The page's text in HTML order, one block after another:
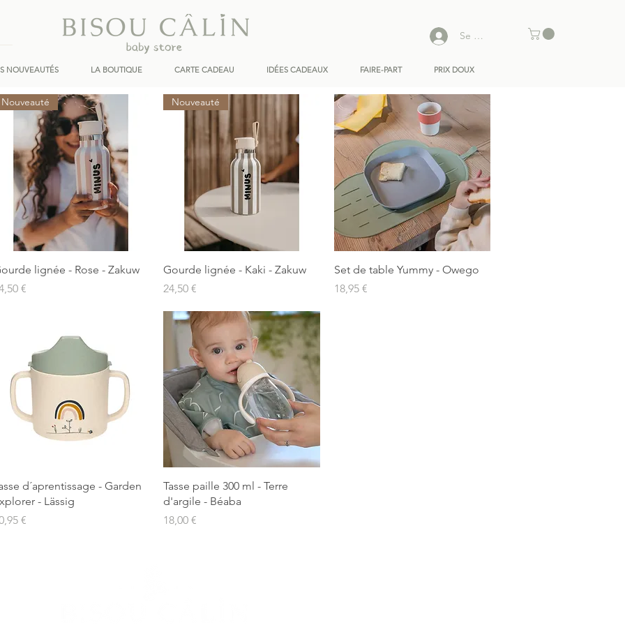
NOUVEAUTÉS LA BOUTIQUE CARTE CADEAU IDÉES CADEAUX FAIRE-PART PRIX DOUX
Se connecter
Aperçu rapide
Nouveauté
lignée - Rose - Zakuw
€
Aperçu rapide
Nouveauté
Gourde lignée - Kaki - Zakuw
Prix
24,50 €
Aperçu rapide
Set de table Yummy - Owego
Prix
18,95 €
Aperçu rapide
d´aprentissage - Garden
- Lässig
€
Aperçu rapide
Tasse paille 300 ml - Terre
d'argile - Béaba
Prix
18,00 €